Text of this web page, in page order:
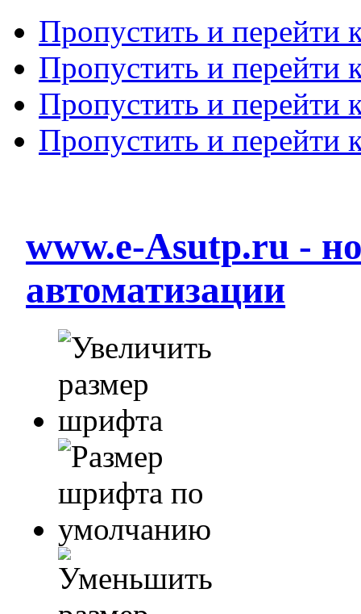
Пропустить и перейти
Пропустить и перейти
Пропустить и перейти
Пропустить и перейти
www.e-Asutp.ru -
автоматизации